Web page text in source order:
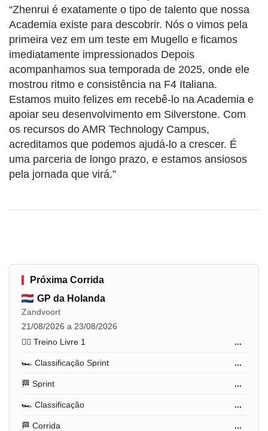
“Zhenrui é exatamente o tipo de talento que nossa
Academia existe para descobrir. Nós o vimos pela
primeira vez em um teste em Mugello e ficamos
imediatamente impressionados Depois
acompanhamos sua temporada de 2025, onde ele
mostrou ritmo e consistência na F4 Italiana.
Estamos muito felizes em recebê-lo na Academia e
apoiar seu desenvolvimento em Silverstone. Com
os recursos do AMR Technology Campus,
acreditamos que podemos ajudá-lo a crescer. É
uma parceria de longo prazo, e estamos ansiosos
pela jornada que virá.”
Próxima Corrida
GP da Holanda
Zandvoort
21/08/2026 a 23/08/2026
🏋️‍♂️ Treino Livre 1
...
🏎️ Classificação Sprint ...
🏁 Sprint ...
🏎️ Classificação ...
🏁 Corrida ...